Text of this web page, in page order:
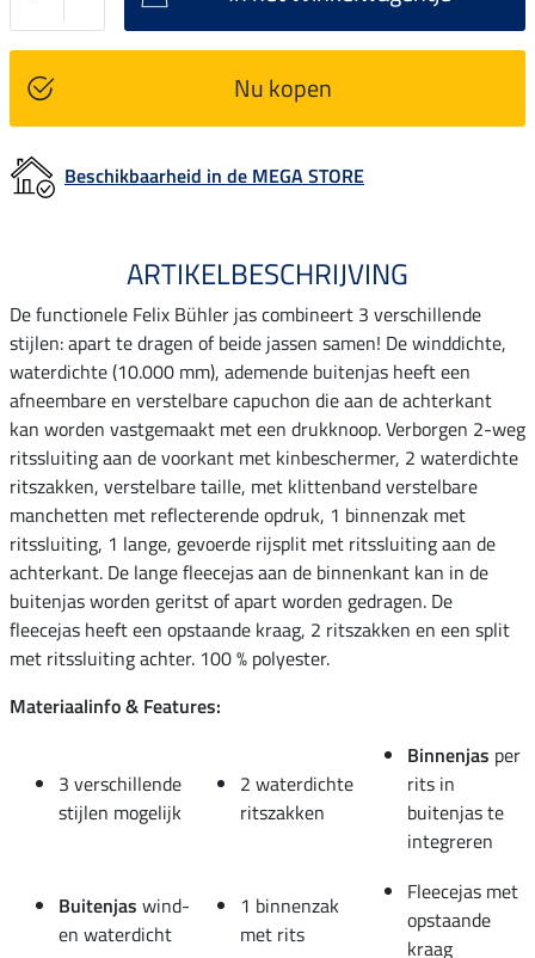
Nu kopen
Beschikbaarheid in de MEGA STORE
ARTIKELBESCHRIJVING
De functionele Felix Bühler jas combineert 3 verschillende
stijlen: apart te dragen of beide jassen samen! De winddichte,
waterdichte (10.000 mm), ademende buitenjas heeft een
afneembare en verstelbare capuchon die aan de achterkant
kan worden vastgemaakt met een drukknoop. Verborgen 2-weg
ritssluiting aan de voorkant met kinbeschermer, 2 waterdichte
ritszakken, verstelbare taille, met klittenband verstelbare
manchetten met reflecterende opdruk, 1 binnenzak met
ritssluiting, 1 lange, gevoerde rijsplit met ritssluiting aan de
achterkant. De lange fleecejas aan de binnenkant kan in de
buitenjas worden geritst of apart worden gedragen. De
fleecejas heeft een opstaande kraag, 2 ritszakken en een split
met ritssluiting achter. 100 % polyester.
Materiaalinfo & Features:
3 verschillende
stijlen mogelijk
2 waterdichte
ritszakken
Binnenjas per
rits in
buitenjas te
integreren
Buitenjas wind-
en waterdicht
1 binnenzak
met rits
Fleecejas met
opstaande
kraag